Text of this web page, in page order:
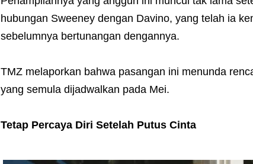
hubungan Sweeney dengan Davino, yang telah ia
sebelumnya bertunangan dengannya.
TMZ melaporkan bahwa pasangan ini menunda
yang semula dijadwalkan pada Mei.
Tetap Percaya Diri Setelah Putus Cinta